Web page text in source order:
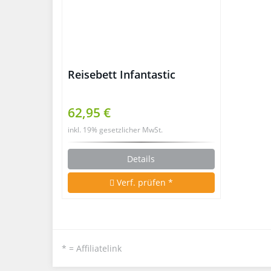
Reisebett Infantastic
62,95 €
inkl. 19% gesetzlicher MwSt.
Details
Verf. prüfen *
* = Affiliatelink